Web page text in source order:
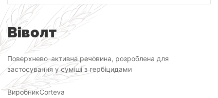
Віволт
Поверхнево–активна речовина, розроблена для
застосування у суміші з гербіцидами
ВиробникCorteva